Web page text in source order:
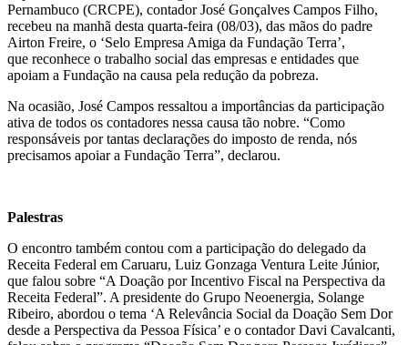
Pernambuco (CRCPE), contador José Gonçalves Campos Filho,
recebeu na manhã desta quarta-feira (08/03), das mãos do padre
Airton Freire, o ‘Selo Empresa Amiga da Fundação Terra’,
que reconhece o trabalho social das empresas e entidades que
apoiam a Fundação na causa pela redução da pobreza.
Na ocasião, José Campos ressaltou a importâncias da participação
ativa de todos os contadores nessa causa tão nobre. “Como
responsáveis por tantas declarações do imposto de renda, nós
precisamos apoiar a Fundação Terra”, declarou.
Palestras
O encontro também contou com a participação do delegado da
Receita Federal em Caruaru, Luiz Gonzaga Ventura Leite Júnior,
que falou sobre “A Doação por Incentivo Fiscal na Perspectiva da
Receita Federal”. A presidente do Grupo Neoenergia, Solange
Ribeiro, abordou o tema ‘A Relevância Social da Doação Sem Dor
desde a Perspectiva da Pessoa Física’ e o contador Davi Cavalcanti,